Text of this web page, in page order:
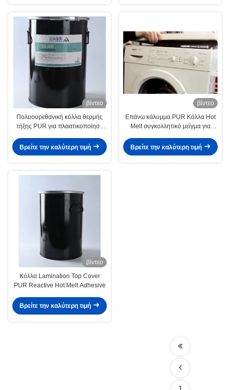
βίντεο
Πολυουρεθανική κόλλα θερμής
τήξης PUR για πλαστικοποίηση
υψηλής αντοχής, ευρείας
προσαρμοστικότητας
Βρείτε την καλύτερη τιμή
βίντεο
Επάνω κάλυμμα PUR Κόλλα Hot
Melt συγκολλητικό μείγμα για
Βρείτε την καλύτερη τιμή
βίντεο
Κόλλα Lamination Top Cover
PUR Reactive Hot Melt Adhesive
Βρείτε την καλύτερη τιμή